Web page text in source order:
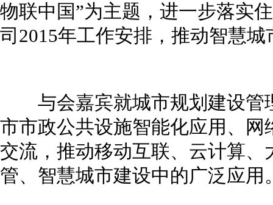
物联中国”为主题，进一步落实
司2015年工作安排，推动智慧
与会嘉宾就城市规划建设管
市市政公共设施智能化应用、
交流，推动移动互联、云计算
管、智慧城市建设中的广泛应用